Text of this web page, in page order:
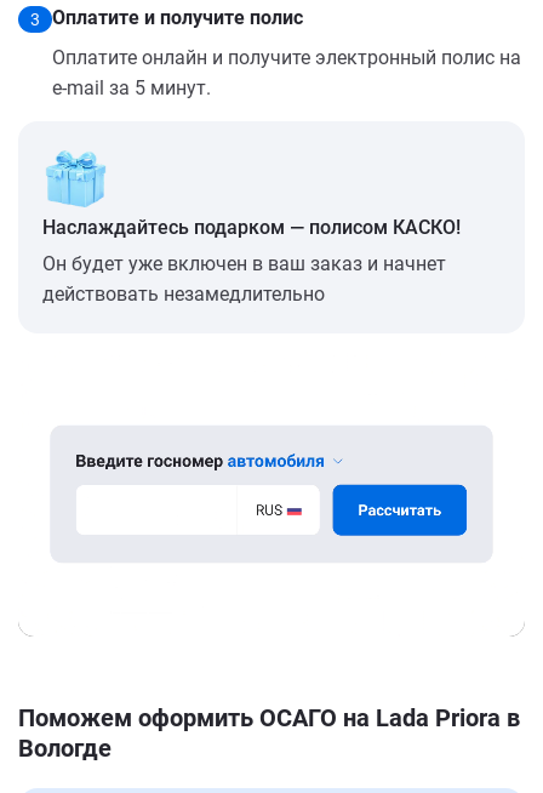
3
Оплатите и получите полис
Оплатите онлайн и получите электронный полис на
e-mail за 5 минут.
Наслаждайтесь подарком — полисом КАСКО!
Он будет уже включен в ваш заказ и начнет
действовать незамедлительно
Поможем оформить ОСАГО на Lada Priora в
Вологде